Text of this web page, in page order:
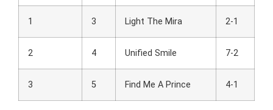
1 3 Light The Mira 2-1
2 4 Unified Smile 7-2
3 5 Find Me A Prince 4-1